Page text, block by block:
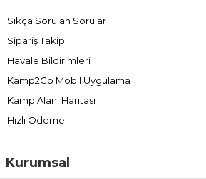
Sıkça Sorulan Sorular
Sipariş Takip
Havale Bildirimleri
Kamp2Go Mobil Uygulama
Kamp Alanı Haritası
Hızlı Ödeme
Kurumsal